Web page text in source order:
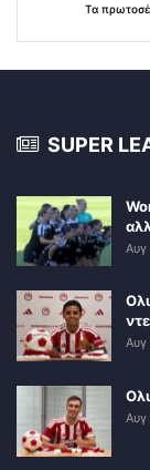
Τα
SUPER
Αυγ
Αυγ